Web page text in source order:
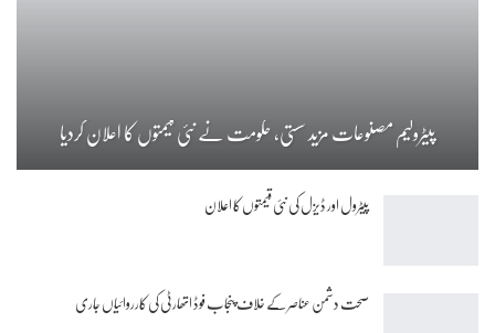
پیٹرولیم مصنوعات مزید سستی، حکومت نے نئی قیمتوں کا اعلان کردیا
پیٹرول اور ڈیزل کی نئی قیمتوں کا اعلان
صحت دشمن عناصر کے خلاف پنجاب فوڈ اتھارٹی کی کارروائیاں جاری